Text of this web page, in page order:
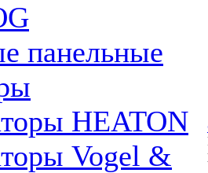
панельные
HEATON
Vogel &